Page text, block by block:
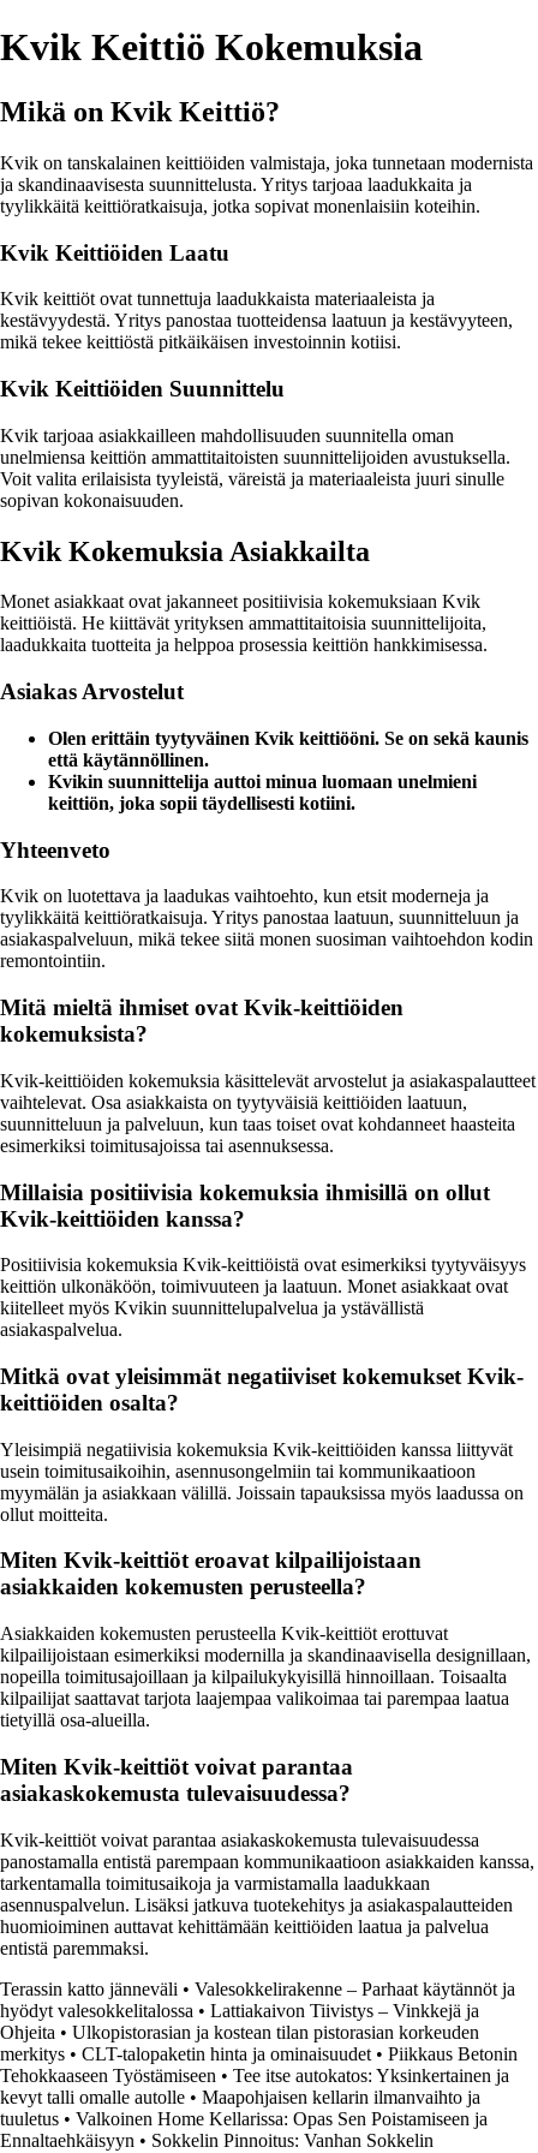
Kvik Keittiö Kokemuksia
Mikä on Kvik Keittiö?
Kvik on tanskalainen keittiöiden valmistaja, joka tunnetaan modernista
ja skandinaavisesta suunnittelusta. Yritys tarjoaa laadukkaita ja
tyylikkäitä keittiöratkaisuja, jotka sopivat monenlaisiin koteihin.
Kvik Keittiöiden Laatu
Kvik keittiöt ovat tunnettuja laadukkaista materiaaleista ja
kestävyydestä. Yritys panostaa tuotteidensa laatuun ja kestävyyteen,
mikä tekee keittiöstä pitkäikäisen investoinnin kotiisi.
Kvik Keittiöiden Suunnittelu
Kvik tarjoaa asiakkailleen mahdollisuuden suunnitella oman
unelmiensa keittiön ammattitaitoisten suunnittelijoiden avustuksella.
Voit valita erilaisista tyyleistä, väreistä ja materiaaleista juuri sinulle
sopivan kokonaisuuden.
Kvik Kokemuksia Asiakkailta
Monet asiakkaat ovat jakanneet positiivisia kokemuksiaan Kvik
keittiöistä. He kiittävät yrityksen ammattitaitoisia suunnittelijoita,
laadukkaita tuotteita ja helppoa prosessia keittiön hankkimisessa.
Asiakas Arvostelut
Olen erittäin tyytyväinen Kvik keittiööni. Se on sekä kaunis
että käytännöllinen.
Kvikin suunnittelija auttoi minua luomaan unelmieni
keittiön, joka sopii täydellisesti kotiini.
Yhteenveto
Kvik on luotettava ja laadukas vaihtoehto, kun etsit moderneja ja
tyylikkäitä keittiöratkaisuja. Yritys panostaa laatuun, suunnitteluun ja
asiakaspalveluun, mikä tekee siitä monen suosiman vaihtoehdon kodin
remontointiin.
Mitä mieltä ihmiset ovat Kvik-keittiöiden
kokemuksista?
Kvik-keittiöiden kokemuksia käsittelevät arvostelut ja asiakaspalautteet
vaihtelevat. Osa asiakkaista on tyytyväisiä keittiöiden laatuun,
suunnitteluun ja palveluun, kun taas toiset ovat kohdanneet haasteita
esimerkiksi toimitusajoissa tai asennuksessa.
Millaisia positiivisia kokemuksia ihmisillä on ollut
Kvik-keittiöiden kanssa?
Positiivisia kokemuksia Kvik-keittiöistä ovat esimerkiksi tyytyväisyys
keittiön ulkonäköön, toimivuuteen ja laatuun. Monet asiakkaat ovat
kiitelleet myös Kvikin suunnittelupalvelua ja ystävällistä
asiakaspalvelua.
Mitkä ovat yleisimmät negatiiviset kokemukset Kvik-
keittiöiden osalta?
Yleisimpiä negatiivisia kokemuksia Kvik-keittiöiden kanssa liittyvät
usein toimitusaikoihin, asennusongelmiin tai kommunikaatioon
myymälän ja asiakkaan välillä. Joissain tapauksissa myös laadussa on
ollut moitteita.
Miten Kvik-keittiöt eroavat kilpailijoistaan
asiakkaiden kokemusten perusteella?
Asiakkaiden kokemusten perusteella Kvik-keittiöt erottuvat
kilpailijoistaan esimerkiksi modernilla ja skandinaavisella designillaan,
nopeilla toimitusajoillaan ja kilpailukykyisillä hinnoillaan. Toisaalta
kilpailijat saattavat tarjota laajempaa valikoimaa tai parempaa laatua
tietyillä osa-alueilla.
Miten Kvik-keittiöt voivat parantaa
asiakaskokemusta tulevaisuudessa?
Kvik-keittiöt voivat parantaa asiakaskokemusta tulevaisuudessa
panostamalla entistä parempaan kommunikaatioon asiakkaiden kanssa,
tarkentamalla toimitusaikoja ja varmistamalla laadukkaan
asennuspalvelun. Lisäksi jatkuva tuotekehitys ja asiakaspalautteiden
huomioiminen auttavat kehittämään keittiöiden laatua ja palvelua
entistä paremmaksi.
Terassin katto jänneväli • Valesokkelirakenne – Parhaat käytännöt ja
hyödyt valesokkelitalossa • Lattiakaivon Tiivistys – Vinkkejä ja
Ohjeita • Ulkopistorasian ja kostean tilan pistorasian korkeuden
merkitys • CLT-talopaketin hinta ja ominaisuudet • Piikkaus Betonin
Tehokkaaseen Työstämiseen • Tee itse autokatos: Yksinkertainen ja
kevyt talli omalle autolle • Maapohjaisen kellarin ilmanvaihto ja
tuuletus • Valkoinen Home Kellarissa: Opas Sen Poistamiseen ja
Ennaltaehkäisyyn • Sokkelin Pinnoitus: Vanhan Sokkelin